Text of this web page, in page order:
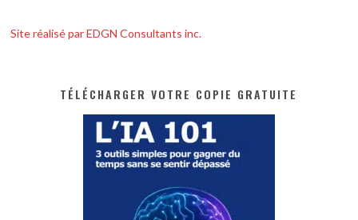
Site réalisé par EDGN Consultants inc.
TÉLÉCHARGER VOTRE COPIE GRATUITE